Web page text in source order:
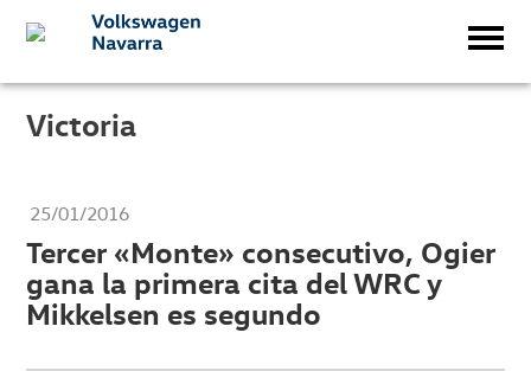
Victoria
25/01/2016
Tercer «Monte» consecutivo, Ogier
gana la primera cita del WRC y
Mikkelsen es segundo